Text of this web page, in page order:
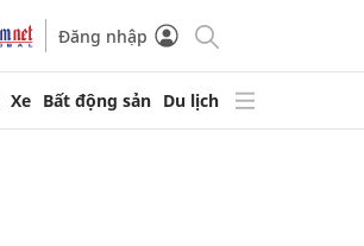
Đăng nhập
Xe Bất động sản Du lịch